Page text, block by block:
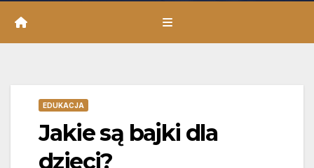
EDUKACJA
Jakie są bajki dla
dzieci?